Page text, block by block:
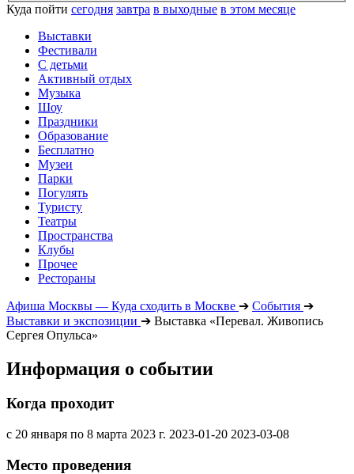
Куда пойти сегодня завтра в выходные в этом месяце
Выставки
Фестивали
С детьми
Активный отдых
Музыка
Шоу
Праздники
Образование
Бесплатно
Музеи
Парки
Погулять
Туристу
Театры
Пространства
Клубы
Прочее
Рестораны
Афиша Москвы — Куда сходить в Москве ➔ События ➔
Выставки и экспозиции ➔ Выставка «Перевал. Живопись
Сергея Опульса»
Информация о событии
Когда проходит
с 20 января по 8 марта 2023 г. 2023-01-20 2023-03-08
Место проведения